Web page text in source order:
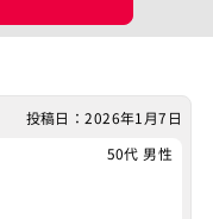
投稿日：2026年1月7日
50代 男性